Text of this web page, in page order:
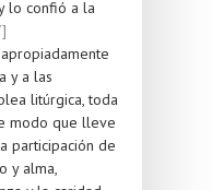
lo confió a la
y a las
litúrgica, toda
modo que lleve
participación de
y alma,